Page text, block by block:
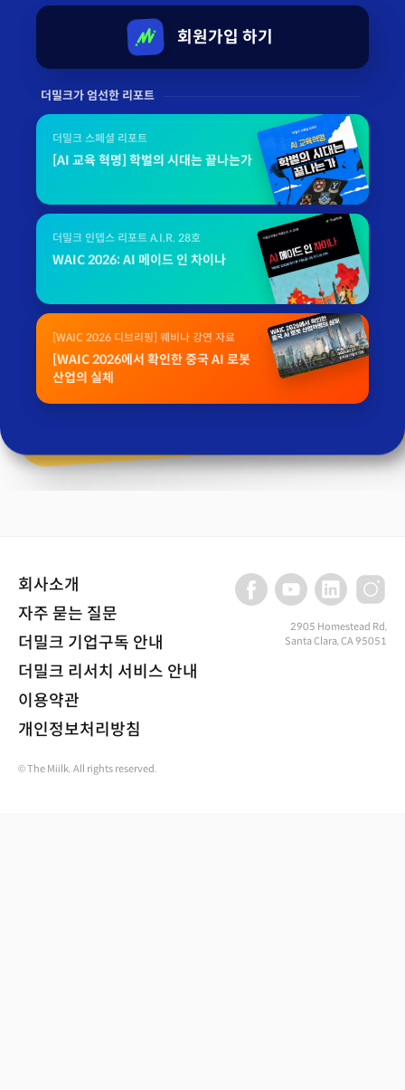
회원가입 하기
더밀크가 엄선한 리포트
더밀크 스페셜 리포트
[AI 교육 혁명] 학벌의 시대는 끝나는가
더밀크 인뎁스 리포트 A.I.R. 28호
WAIC 2026: AI 메이드 인 차이나
[WAIC 2026 디브리핑] 웨비나 강연 자료
[WAIC 2026에서 확인한 중국 AI 로봇
산업의 실체
회사소개
자주 묻는 질문
더밀크 기업구독 안내
더밀크 리서치 서비스 안내
이용약관
개인정보처리방침
2905 Homestead Rd,
Santa Clara, CA 95051
© The Miilk. All rights reserved.